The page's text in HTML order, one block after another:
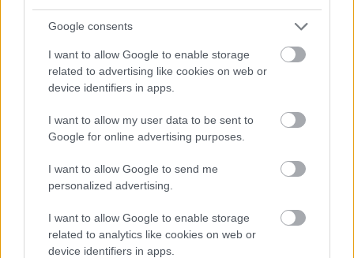
Google consents
I want to allow Google to enable storage
related to advertising like cookies on web or
device identifiers in apps.
I want to allow my user data to be sent to
Google for online advertising purposes.
I want to allow Google to send me
personalized advertising.
I want to allow Google to enable storage
related to analytics like cookies on web or
device identifiers in apps.
es éveikben járó nők vannak a címlapon bizonyítja:
„a kor tényleg csak egy szám”– tette hozzá
Campbell.